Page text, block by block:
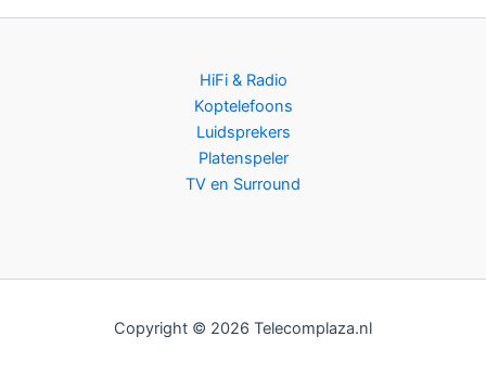
HiFi & Radio
Koptelefoons
Luidsprekers
Platenspeler
TV en Surround
Copyright © 2026 Telecomplaza.nl